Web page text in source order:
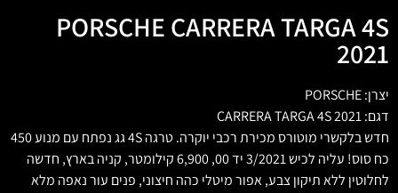
PORSCHE CARRERA TARGA 4S
2021
יצרן: PORSCHE
דגם: CARRERA TARGA 4S 2021
חדש בלקשרי מוטורס מכירת רכבי יוקרה. טרגה 4S גג נפתח עם מנוע 450
כח סוס! עליה לכיש 3/2021 יד 00, 6,900 קילומטר, קניה בארץ, חדשה
לחלוטין ללא תיקון צבע, אפור מיטלי כהה חיצוני, פנים עור נאפה מלא